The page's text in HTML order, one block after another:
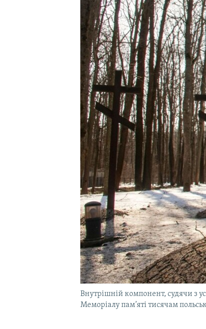
Внутрішній компонент, судячи з
Меморіалу пам’яті тисячам